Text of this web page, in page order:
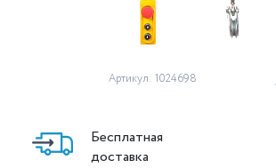
Артикул: 1024698
Бесплатная
доставка